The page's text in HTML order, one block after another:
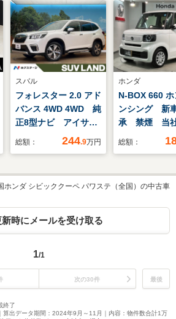
スバル
フォレスター 2.0 アド
バンス 4WD 4WD 純
正8型ナビ アイサイ
トセーフティプラス
ター ステアリングヒ
ーター レーダークル
ETC エックスモー
総額： 244.9万円
ホンダ
N-BOX 660
ンシング 新
承 禁煙 当
ー ナビ R
TV LEDラ
ートヒータ
総額：
ホンダ シビッククーペ パワステ（全国）の中古車
時にメールを受け取る
1/1
次の30件 最後
終了
算出データ期間：2024年9月～11月｜内容：物件数合計1万